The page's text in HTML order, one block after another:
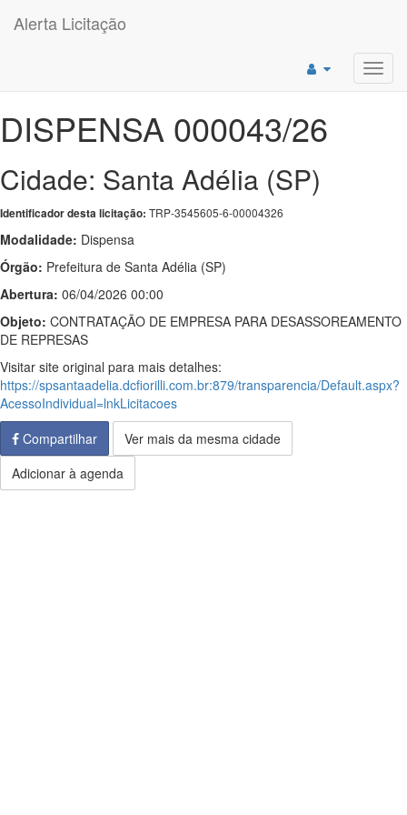
Alerta Licitação
DISPENSA 000043/26
Cidade: Santa Adélia (SP)
Identificador desta licitação: TRP-3545605-6-00004326
Modalidade: Dispensa
Órgão: Prefeitura de Santa Adélia (SP)
Abertura: 06/04/2026 00:00
Objeto: CONTRATAÇÃO DE EMPRESA PARA DESASSOREAMENTO
DE REPRESAS
Visitar site original para mais detalhes:
https://spsantaadelia.dcfiorilli.com.br:879/transparencia/Default.aspx?
AcessoIndividual=lnkLicitacoes
Compartilhar
Ver mais da mesma cidade
Adicionar à agenda